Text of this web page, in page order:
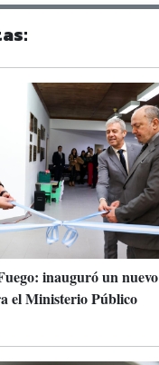
inauguró un nuevo
el Ministerio Público